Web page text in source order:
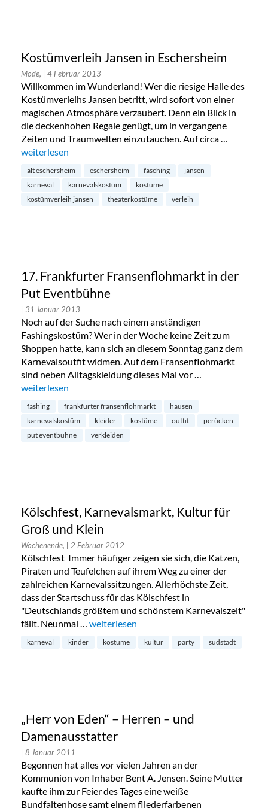
Kostümverleih Jansen in Eschersheim
Mode, | 4 Februar 2013
Willkommen im Wunderland! Wer die riesige Halle des
Kostümverleihs Jansen betritt, wird sofort von einer
magischen Atmosphäre verzaubert. Denn ein Blick in
die deckenhohen Regale genügt, um in vergangene
Zeiten und Traumwelten einzutauchen. Auf circa …
„Kostümverleih Jansen in Eschersheim“
weiterlesen
alt eschersheim eschersheim fasching
jansen
karneval
karnevalskostüm
kostüme
kostümverleih jansen
theaterkostüme verleih
17. Frankfurter Fransenflohmarkt in der
Put Eventbühne
| 31 Januar 2013
Noch auf der Suche nach einem anständigen
Fashingskostüm? Wer in der Woche keine Zeit zum
Shoppen hatte, kann sich an diesem Sonntag ganz dem
Karnevalsoutfit widmen. Auf dem Fransenflohmarkt
sind neben Alltagskleidung dieses Mal vor …
„17. Frankfurter Fransenflohmarkt in der Put Eventbühne“
weiterlesen
fashing frankfurter fransenflohmarkt
hausen
karnevalskostüm
kleider kostüme outfit
perücken
put eventbühne
verkleiden
Kölschfest, Karnevalsmarkt, Kultur für
Groß und Klein
Wochenende, | 2 Februar 2012
Kölschfest Immer häufiger zeigen sie sich, die Katzen,
Piraten und Teufelchen auf ihrem Weg zu einer der
zahlreichen Karnevalssitzungen. Allerhöchste Zeit,
dass der Startschuss für das Kölschfest in
"Deutschlands größtem und schönstem Karnevalszelt"
fällt. Neunmal … „Kölschfest, Karnevalsmarkt, Kultur für
weiterlesen
karneval kinder kostüme kultur party südstadt
„Herr von Eden“ – Herren – und
Damenausstatter
| 8 Januar 2011
Begonnen hat alles vor vielen Jahren an der
Kommunion von Inhaber Bent A. Jensen. Seine Mutter
kaufte ihm zur Feier des Tages eine weiße
Bundfaltenhose samt einem fliederfarbenen